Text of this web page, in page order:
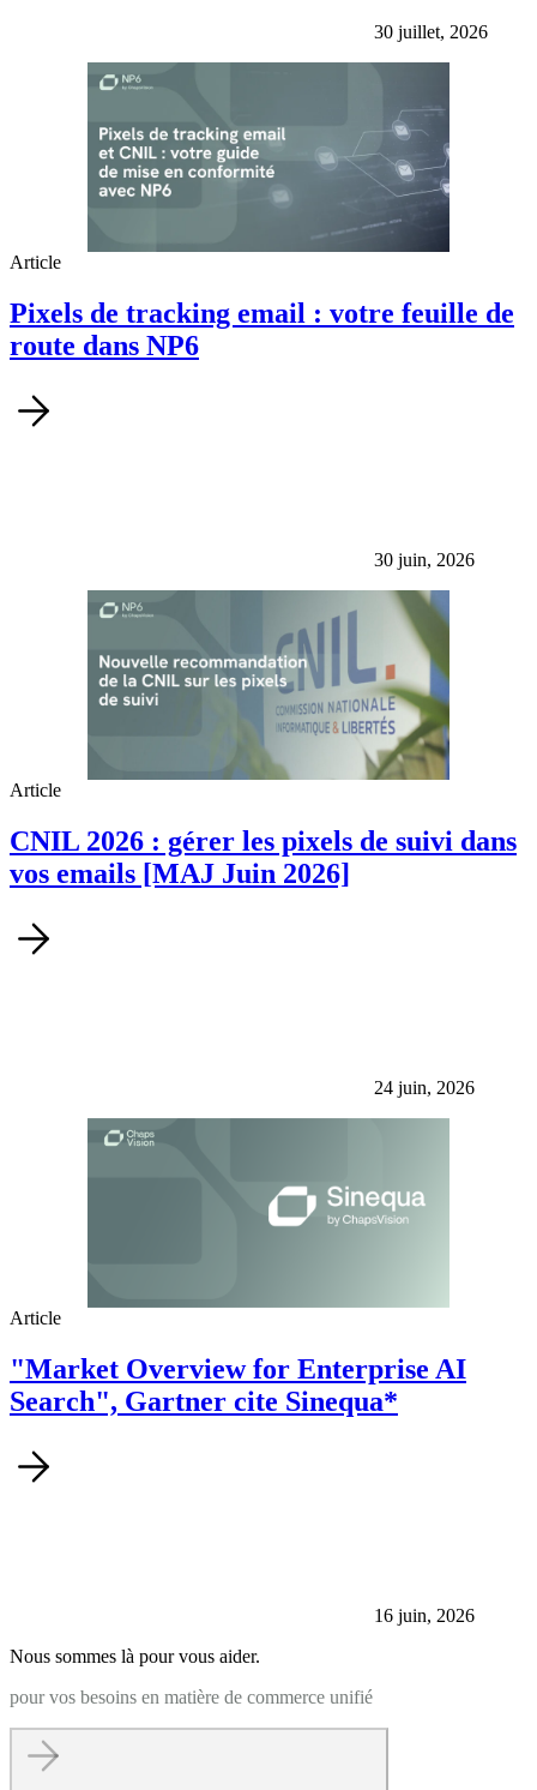
30 juillet, 2026
Article
Pixels de tracking email : votre feuille de
route dans NP6
30 juin, 2026
Article
CNIL 2026 : gérer les pixels de suivi dans
vos emails [MAJ Juin 2026]
24 juin, 2026
Article
"Market Overview for Enterprise AI
Search", Gartner cite Sinequa*
16 juin, 2026
Nous sommes là pour vous aider.
pour vos besoins en matière de commerce unifié